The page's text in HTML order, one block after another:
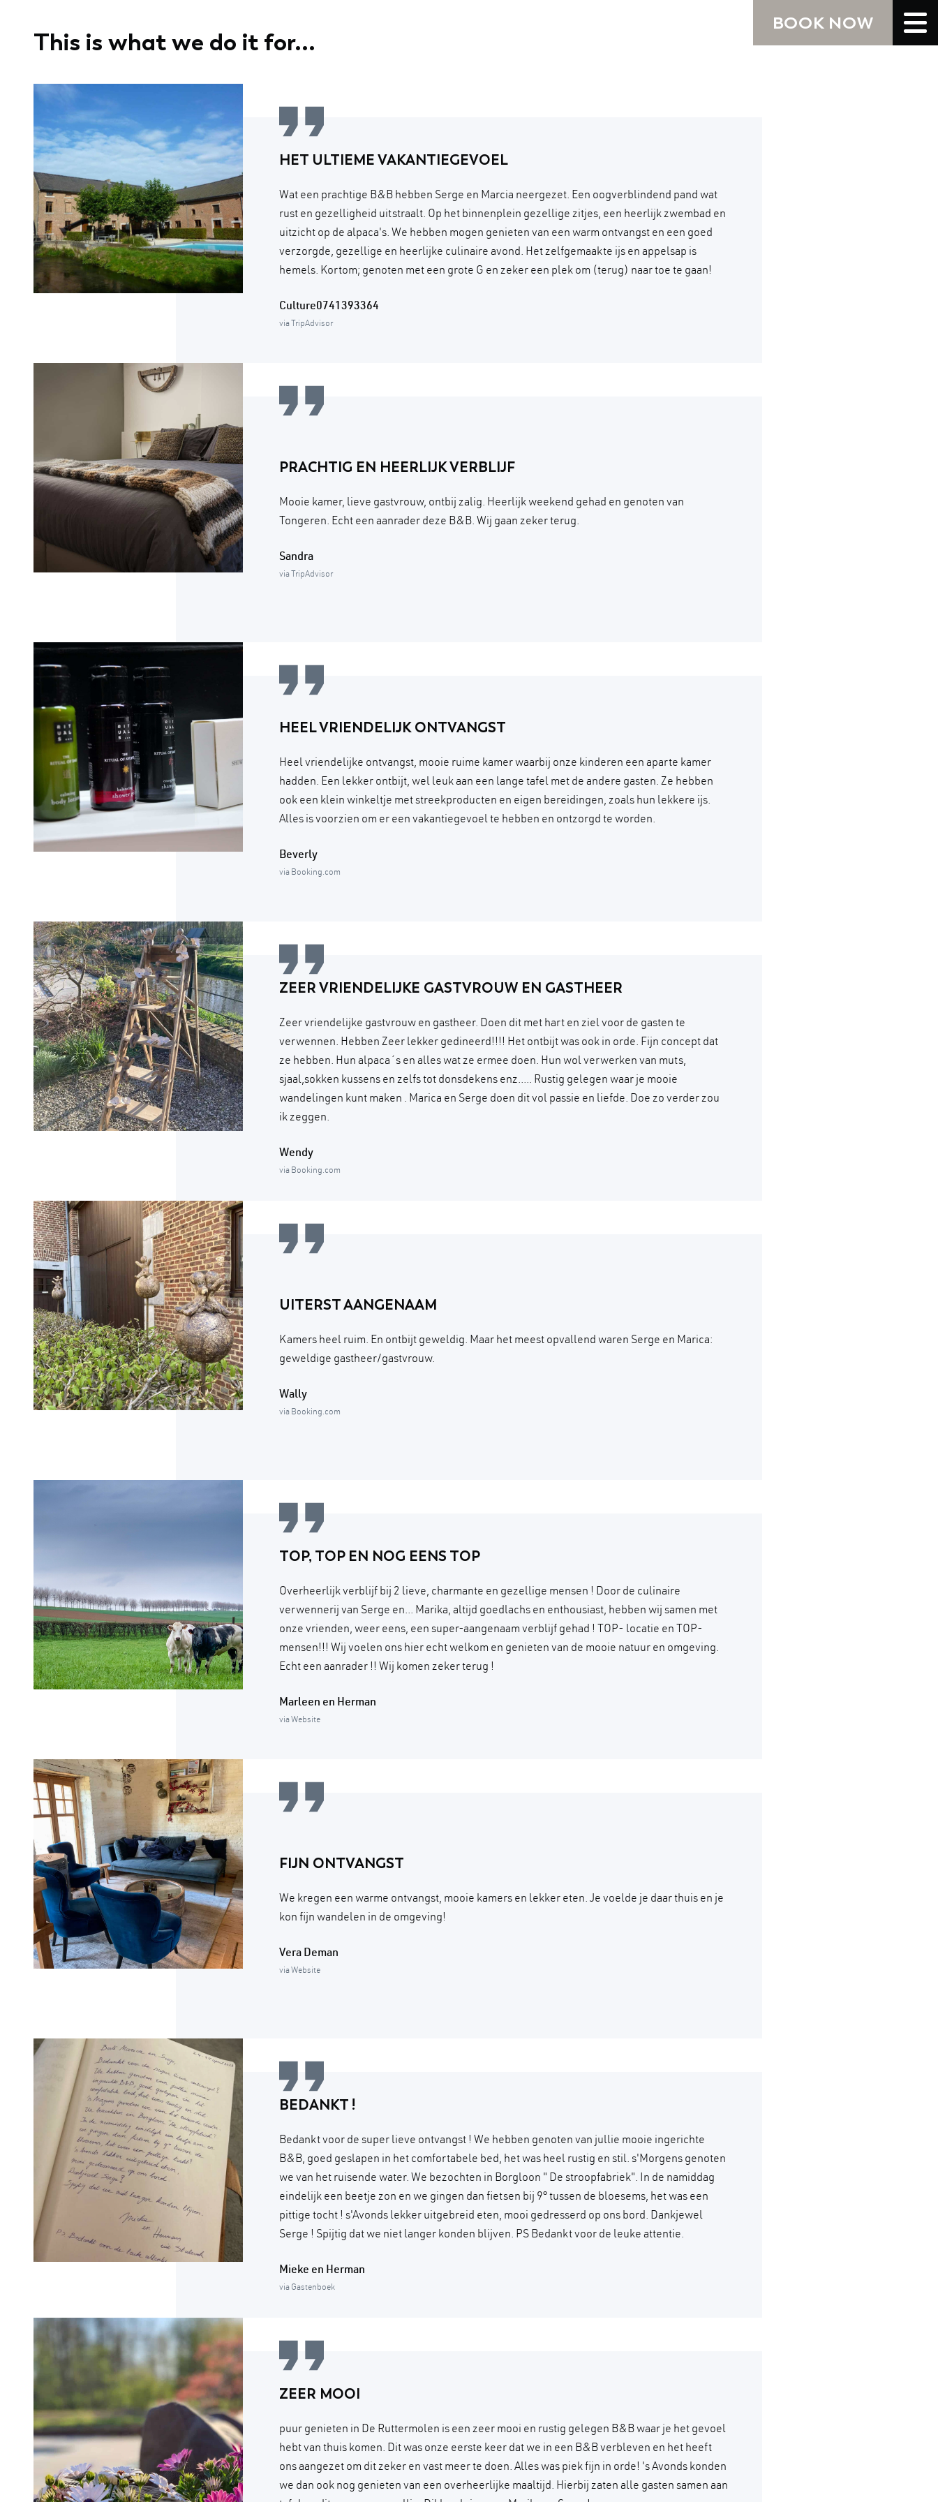
BOOK NOW
This is what we do it for...
HET ULTIEME VAKANTIEGEVOEL
Wat een prachtige B&B hebben Serge en Marcia neergezet. Een oogverblindend pand wat
rust en gezelligheid uitstraalt. Op het binnenplein gezellige zitjes, een heerlijk zwembad en
uitzicht op de alpaca's. We hebben mogen genieten van een warm ontvangst en een goed
verzorgde, gezellige en heerlijke culinaire avond. Het zelfgemaakte ijs en appelsap is
hemels. Kortom; genoten met een grote G en zeker een plek om (terug) naar toe te gaan!
Culture0741393364
via TripAdvisor
PRACHTIG EN HEERLIJK VERBLIJF
Mooie kamer, lieve gastvrouw, ontbij zalig. Heerlijk weekend gehad en genoten van
Tongeren. Echt een aanrader deze B&B. Wij gaan zeker terug.
Sandra
via TripAdvisor
HEEL VRIENDELIJK ONTVANGST
Heel vriendelijke ontvangst, mooie ruime kamer waarbij onze kinderen een aparte kamer
hadden. Een lekker ontbijt, wel leuk aan een lange tafel met de andere gasten. Ze hebben
ook een klein winkeltje met streekproducten en eigen bereidingen, zoals hun lekkere ijs.
Alles is voorzien om er een vakantiegevoel te hebben en ontzorgd te worden.
Beverly
via Booking.com
ZEER VRIENDELIJKE GASTVROUW EN GASTHEER
Zeer vriendelijke gastvrouw en gastheer. Doen dit met hart en ziel voor de gasten te
verwennen. Hebben Zeer lekker gedineerd!!!! Het ontbijt was ook in orde. Fijn concept dat
ze hebben. Hun alpaca´s en alles wat ze ermee doen. Hun wol verwerken van muts,
sjaal,sokken kussens en zelfs tot donsdekens enz..... Rustig gelegen waar je mooie
wandelingen kunt maken . Marica en Serge doen dit vol passie en liefde. Doe zo verder zou
ik zeggen.
Wendy
via Booking.com
UITERST AANGENAAM
Kamers heel ruim. En ontbijt geweldig. Maar het meest opvallend waren Serge en Marica:
geweldige gastheer/gastvrouw.
Wally
via Booking.com
TOP, TOP EN NOG EENS TOP
Overheerlijk verblijf bij 2 lieve, charmante en gezellige mensen ! Door de culinaire
verwennerij van Serge en... Marika, altijd goedlachs en enthousiast, hebben wij samen met
onze vrienden, weer eens, een super-aangenaam verblijf gehad ! TOP- locatie en TOP-
mensen!!! Wij voelen ons hier echt welkom en genieten van de mooie natuur en omgeving.
Echt een aanrader !! Wij komen zeker terug !
Marleen en Herman
via Website
FIJN ONTVANGST
We kregen een warme ontvangst, mooie kamers en lekker eten. Je voelde je daar thuis en je
kon fijn wandelen in de omgeving!
Vera Deman
via Website
BEDANKT !
Bedankt voor de super lieve ontvangst ! We hebben genoten van jullie mooie ingerichte
B&B, goed geslapen in het comfortabele bed, het was heel rustig en stil. s'Morgens genoten
we van het ruisende water. We bezochten in Borgloon " De stroopfabriek". In de namiddag
eindelijk een beetje zon en we gingen dan fietsen bij 9° tussen de bloesems, het was een
pittige tocht ! s'Avonds lekker uitgebreid eten, mooi gedresserd op ons bord. Dankjewel
Serge ! Spijtig dat we niet langer konden blijven. PS Bedankt voor de leuke attentie.
Mieke en Herman
via Gastenboek
ZEER MOOI
puur genieten in De Ruttermolen is een zeer mooi en rustig gelegen B&B waar je het gevoel
hebt van thuis komen. Dit was onze eerste keer dat we in een B&B verbleven en het heeft
ons aangezet om dit zeker en vast meer te doen. Alles was piek fijn in orde! 's Avonds konden
we dan ook nog genieten van een overheerlijke maaltijd. Hierbij zaten alle gasten samen aan